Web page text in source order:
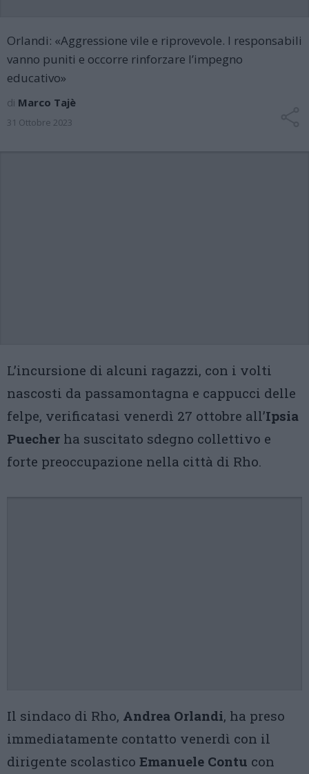
Orlandi: «Aggressione vile e riprovevole. I responsabili
vanno puniti e occorre rinforzare l’impegno
educativo»
di Marco Tajè
31 Ottobre 2023
L’incursione di alcuni ragazzi, con i volti
nascosti da passamontagna e cappucci delle
felpe, verificatasi venerdì 27 ottobre all’Ipsia
Puecher ha suscitato sdegno collettivo e
forte preoccupazione nella città di Rho.
Il sindaco di Rho, Andrea Orlandi, ha preso
immediatamente contatto venerdì con il
dirigente scolastico Emanuele Contu con